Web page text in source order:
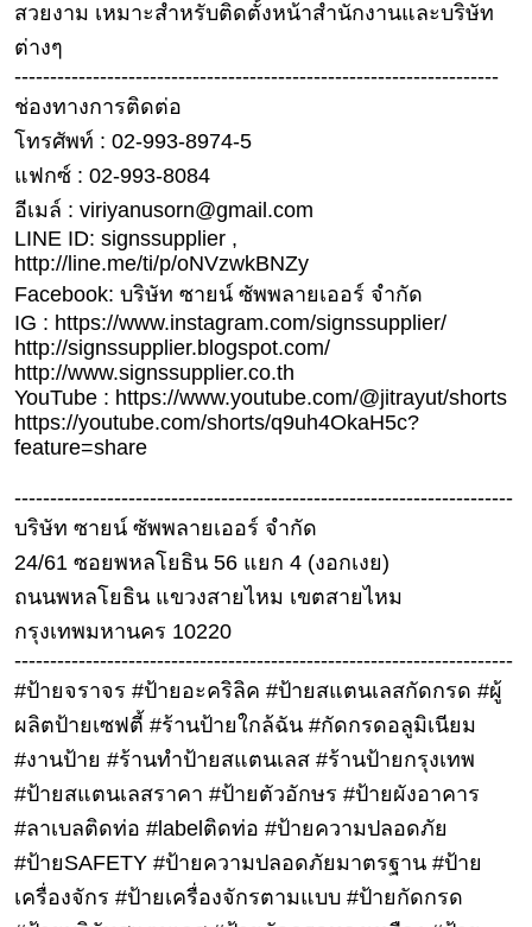
ศึกษา
บันเทิง
ดู
หนัง
Music
Station
ละคร
บันเทิง
เกาหลี
ไลฟ์
ไตล์
ดูด
วง
ผู้
หญิง
ผู้ชาย
สุขภาพ
ท่อง
เที่ยว
สูตร
อาหาร
ง่ายๆ
ช้อป
สวยงาม เหมาะสำหรับติดตั้งหน้าสำนักงานและบริษัท
ต่างๆ
--------------------------------------------------------------------
ช่องทางการติดต่อ
โทรศัพท์ : 02-993-8974-5
แฟกซ์ : 02-993-8084
อีเมล์ : viriyanusorn@gmail.com
LINE ID: signssupplier ,
http://line.me/ti/p/oNVzwkBNZy
Facebook: บริษัท ซายน์ ซัพพลายเออร์ จำกัด
IG : https://www.instagram.com/signssupplier/
http://signssupplier.blogspot.com/
http://www.signssupplier.co.th
YouTube : https://www.youtube.com/@jitrayut/shorts
https://youtube.com/shorts/q9uh4OkaH5c?
feature=share
----------------------------------------------------------------------
บริษัท ซายน์ ซัพพลายเออร์ จำกัด
24/61 ซอยพหลโยธิน 56 แยก 4 (งอกเงย)
ถนนพหลโยธิน แขวงสายไหม เขตสายไหม
กรุงเทพมหานคร 10220
----------------------------------------------------------------------
#ป้ายจราจร #ป้ายอะคริลิค #ป้ายสแตนเลสกัดกรด #ผู้
ผลิตป้ายเซฟตี้ #ร้านป้ายใกล้ฉัน #กัดกรดอลูมิเนียม
#งานป้าย #ร้านทำป้ายสแตนเลส #ร้านป้ายกรุงเทพ
#ป้ายสแตนเลสราคา #ป้ายตัวอักษร #ป้ายผังอาคาร
#ลาเบลติดท่อ #labelติดท่อ #ป้ายความปลอดภัย
#ป้ายSAFETY #ป้ายความปลอดภัยมาตรฐาน #ป้าย
เครื่องจักร #ป้ายเครื่องจักรตามแบบ #ป้ายกัดกรด